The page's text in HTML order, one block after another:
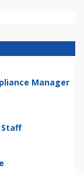
Manager
Staff